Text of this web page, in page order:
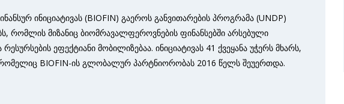
ინიციატივას (BIOFIN) გაეროს განვითარების პროგრამა (UNDP)
რომლის მიზანიც ბიომრავალფეროვნების ფინანსებში არსებული
ეფექტიანი მობილიზებაა. ინიციატივას 41 ქვეყანა უჭერს მხარს,
BIOFIN-ის გლობალურ პარტნიორობას 2016 წელს შეუერთდა.